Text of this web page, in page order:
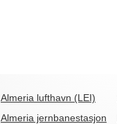
Almeria lufthavn (LEI)
Almeria jernbanestasjon